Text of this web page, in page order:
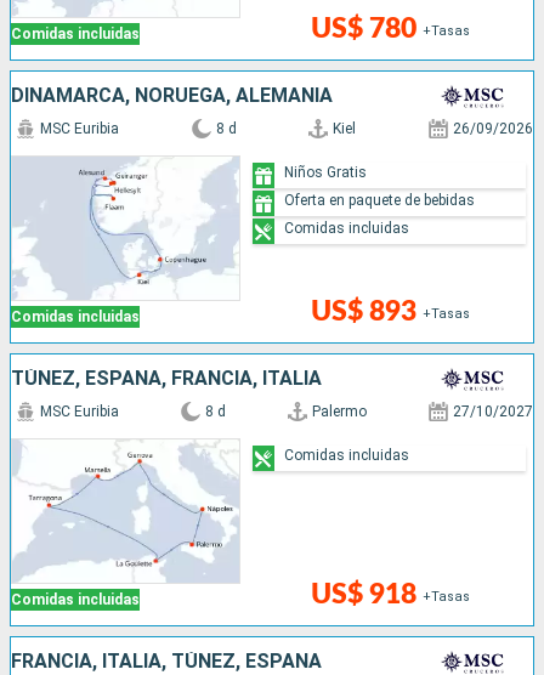
Comidas incluidas US$ 780 +Tasas
DINAMARCA, NORUEGA, ALEMANIA
Comidas incluidas
MSC Euribia 8 d Kiel 26/09/2026
US$ 893 +Tasas
Niños Gratis
Oferta en paquete de bebidas
Comidas incluidas
TÚNEZ, ESPAÑA, FRANCIA, ITALIA
Comidas incluidas
MSC Euribia 8 d Palermo 27/10/2027
US$ 918 +Tasas
Comidas incluidas
FRANCIA, ITALIA, TÚNEZ, ESPAÑA